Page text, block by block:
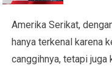
Amerika Serikat,
hanya terkenal karena
canggihnya, tetapi juga